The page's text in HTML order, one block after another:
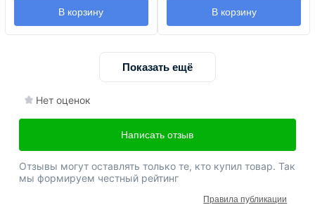
В корзину В корзину
Показать ещё
Нет оценок
Написать отзыв
Отзывы могут оставлять только те, кто купил товар. Так
мы формируем честный рейтинг
Правила публикации